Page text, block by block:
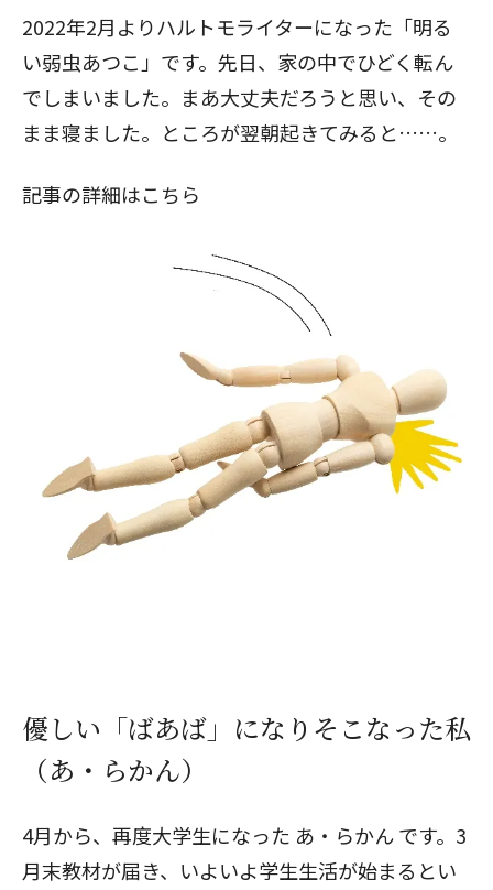
2022年2月よりハルトモライターになった「明る
い弱虫あつこ」です。先日、家の中でひどく転ん
でしまいました。まあ大丈夫だろうと思い、その
まま寝ました。ところが翌朝起きてみると……。
記事の詳細はこちら
優しい「ばあば」になりそこなった私
（あ・らかん）
4月から、再度大学生になった あ・らかん です。3
月末教材が届き、いよいよ学生生活が始まるとい